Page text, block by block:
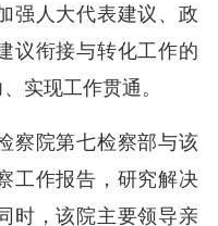
强人大代表建议、政
议衔接与转化工作的
实现工作贯通。
察院第七检察部与该
工作报告，研究解决
时，该院主要领导亲